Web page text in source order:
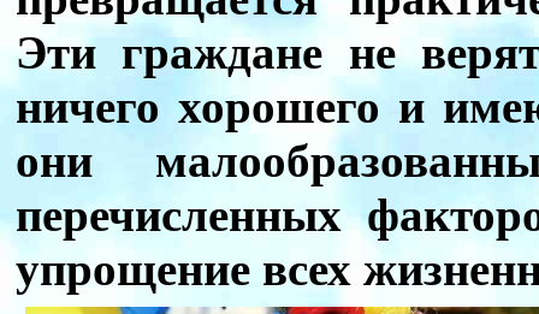
Эти граждане не
ничего хорошего и
они
перечисленных
упрощение всех